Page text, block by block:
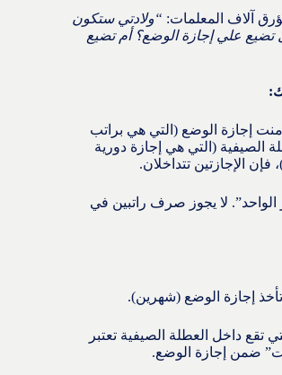
آلاف المعلمات: “ولادتي ستكون
هل تضيع علي إجازة الوضع؟ أم تضيع
إجازة الوضع (التي هي براتب
الصيفية (التي هي إجازة دورية
فإن الإجازتين تتداخلان.
الواحد”. لا يجوز صرف راتبين في
تأخذ إجازة الوضع (شهرين).
تقع داخل العطلة الصيفية تعتبر
ضمن إجازة الوضع.